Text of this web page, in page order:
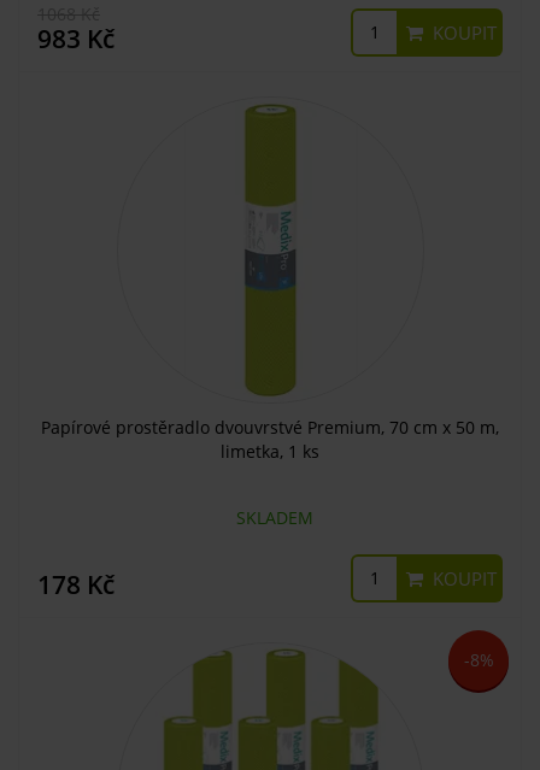
983 Kč KOUPIT
Papírové prostěradlo dvouvrstvé Premium, 70 cm x 50 m,
limetka, 1 ks
SKLADEM
178 Kč KOUPIT
-8%